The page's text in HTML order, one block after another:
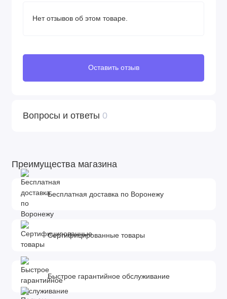
Нет отзывов об этом товаре.
Оставить отзыв
Вопросы и ответы 0
Преимущества магазина
Бесплатная доставка по Воронежу
Сертифицированные товары
Быстрое гарантийное обслуживание